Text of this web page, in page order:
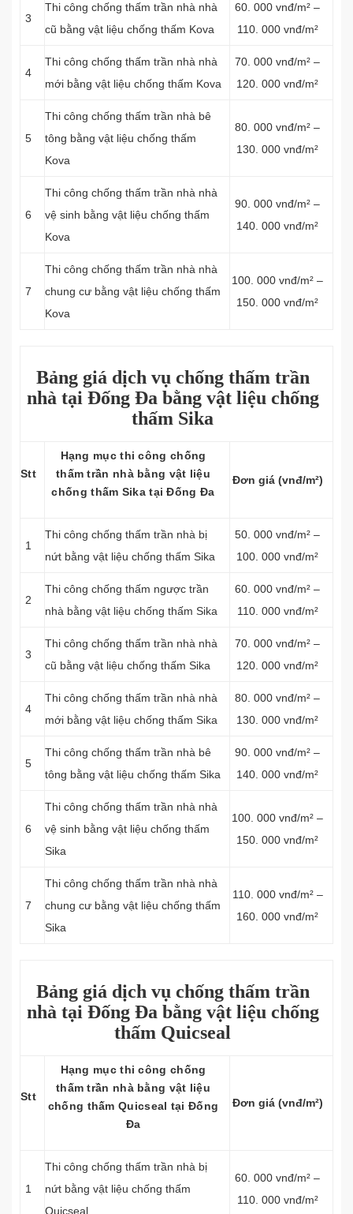
3
Thi công chống thấm trần nhà nhà
cũ bằng vật liệu chống thấm Kova
60. 000 vnđ/m² –
110. 000 vnđ/m²
4
Thi công chống thấm trần nhà nhà
mới bằng vật liệu chống thấm Kova
70. 000 vnđ/m² –
120. 000 vnđ/m²
5
Thi công chống thấm trần nhà bê
tông bằng vật liệu chống thấm
Kova
80. 000 vnđ/m² –
130. 000 vnđ/m²
6
Thi công chống thấm trần nhà nhà
vệ sinh bằng vật liệu chống thấm
Kova
90. 000 vnđ/m² –
140. 000 vnđ/m²
7
Thi công chống thấm trần nhà nhà
chung cư bằng vật liệu chống thấm
Kova
100. 000 vnđ/m² –
150. 000 vnđ/m²
Bảng giá dịch vụ chống thấm trần
nhà tại Đống Đa bằng vật liệu chống
thấm Sika
Stt
Hạng mục thi công chống
thấm trần nhà bằng vật liệu
chống thấm Sika tại Đống Đa
Đơn giá (vnđ/m²)
1
Thi công chống thấm trần nhà bị
nứt bằng vật liệu chống thấm Sika
50. 000 vnđ/m² –
100. 000 vnđ/m²
2
Thi công chống thấm ngược trần
nhà bằng vật liệu chống thấm Sika
60. 000 vnđ/m² –
110. 000 vnđ/m²
3
Thi công chống thấm trần nhà nhà
cũ bằng vật liệu chống thấm Sika
70. 000 vnđ/m² –
120. 000 vnđ/m²
4
Thi công chống thấm trần nhà nhà
mới bằng vật liệu chống thấm Sika
80. 000 vnđ/m² –
130. 000 vnđ/m²
5
Thi công chống thấm trần nhà bê
tông bằng vật liệu chống thấm Sika
90. 000 vnđ/m² –
140. 000 vnđ/m²
6
Thi công chống thấm trần nhà nhà
vệ sinh bằng vật liệu chống thấm
Sika
100. 000 vnđ/m² –
150. 000 vnđ/m²
7
Thi công chống thấm trần nhà nhà
chung cư bằng vật liệu chống thấm
Sika
110. 000 vnđ/m² –
160. 000 vnđ/m²
Bảng giá dịch vụ chống thấm trần
nhà tại Đống Đa bằng vật liệu chống
thấm Quicseal
Stt
Hạng mục thi công chống
thấm trần nhà bằng vật liệu
chống thấm Quicseal tại Đống
Đa
Đơn giá (vnđ/m²)
1
Thi công chống thấm trần nhà bị
nứt bằng vật liệu chống thấm
Quicseal
60. 000 vnđ/m² –
110. 000 vnđ/m²